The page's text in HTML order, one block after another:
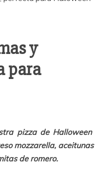
y
para
pizza de Halloween
mozzarella, aceitunas
de romero.